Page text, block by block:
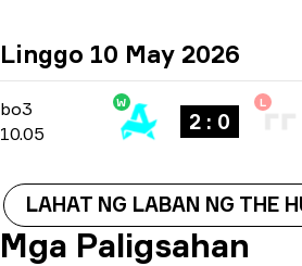
Linggo 10 May 2026
bo3 Group Stage-
bo3
10.05
W
2 : 0
L
LAHAT NG LABAN NG THE
Mga Paligsahan